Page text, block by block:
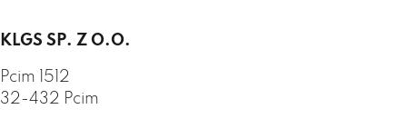
KLGS SP. Z O.O.
Pcim 1512
32-432 Pcim